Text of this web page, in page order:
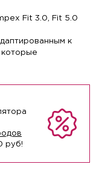
Fit 3.0, Fit 5.0
к
которые
руб!